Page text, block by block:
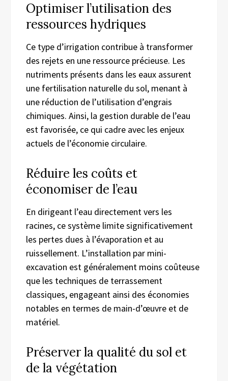
Optimiser l’utilisation des
ressources hydriques
Ce type d’irrigation contribue à transformer
des rejets en une ressource précieuse. Les
nutriments présents dans les eaux assurent
une fertilisation naturelle du sol, menant à
une réduction de l’utilisation d’engrais
chimiques. Ainsi, la gestion durable de l’eau
est favorisée, ce qui cadre avec les enjeux
actuels de l’économie circulaire.
Réduire les coûts et
économiser de l’eau
En dirigeant l’eau directement vers les
racines, ce système limite significativement
les pertes dues à l’évaporation et au
ruissellement. L’installation par mini-
excavation est généralement moins coûteuse
que les techniques de terrassement
classiques, engageant ainsi des économies
notables en termes de main-d’œuvre et de
matériel.
Préserver la qualité du sol et
de la végétation